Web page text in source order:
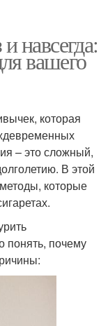
навсегда:
вашего
которая
– это сложный,
В этой
которые
понять, почему